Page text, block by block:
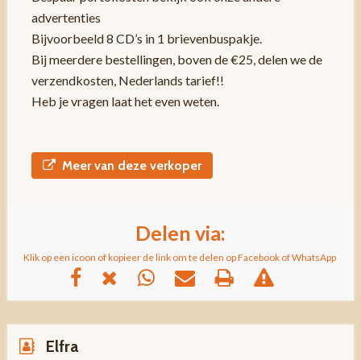
advertenties
Bijvoorbeeld 8 CD’s in 1 brievenbuspakje.
Bij meerdere bestellingen, boven de €25, delen we de
verzendkosten, Nederlands tarief!!
Heb je vragen laat het even weten.
Meer van deze verkoper
Delen via:
Klik op een icoon of kopieer de link om te delen op Facebook of WhatsApp
Elfra